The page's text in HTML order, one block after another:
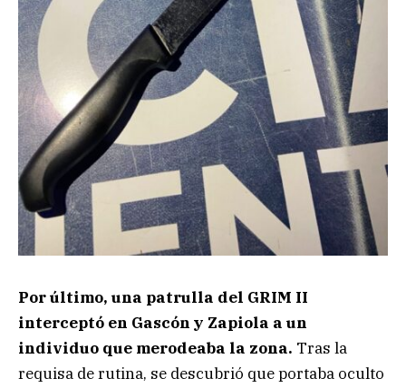
Por último, una patrulla del GRIM II
interceptó en Gascón y Zapiola a un
individuo que merodeaba la zona. Tras la
requisa de rutina, se descubrió que portaba oculto